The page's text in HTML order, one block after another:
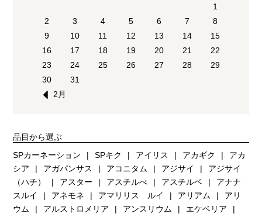
2月
1
2
3 4 5 6 7
8
9
10 11 12 13 14
15
16
17 18 19 20 21
22
23
24 25 26 27 28
29
30
31
品目から選ぶ
SPカーネーション
SPキク アイリス アカギク
アカ
シア
アガパンサス アコニタム アジサイ
アジサイ
（ハチ）
アスター アスチルべ アスチルベ
アナナ
スルイ
アネモネ アマリリス ルイ アリアム
アリ
ウム
アルストロメリア アンスリウム
エケベリア